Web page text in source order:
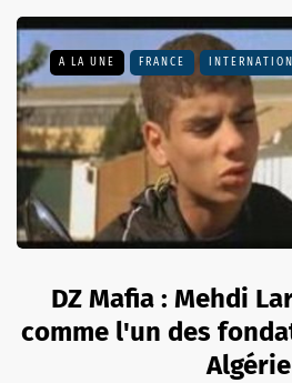
A LA UNE FRANCE
DZ Mafia : Mehdi
comme l'un des
Algérie